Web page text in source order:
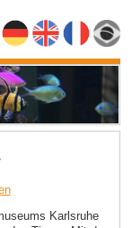
Karlsruhe